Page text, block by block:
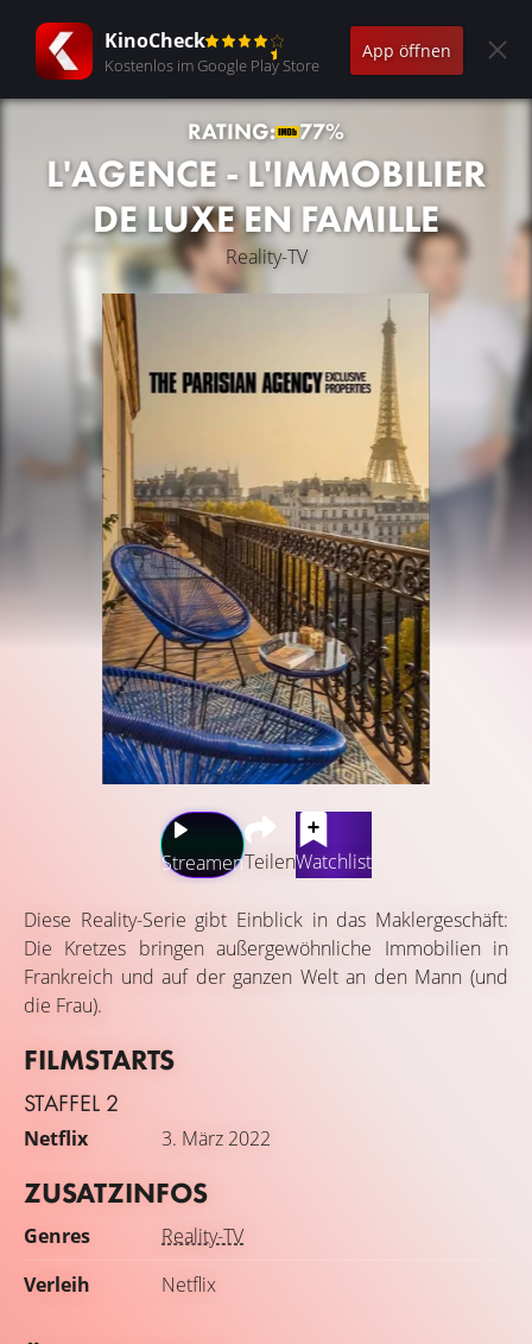
KinoCheck
Kostenlos im Google Play Store
App öffnen
RATING: 77%
L'AGENCE - L'IMMOBILIER
DE LUXE EN FAMILLE
Reality-TV
StreamenTeilenWatchlist
Diese Reality-Serie gibt Einblick in das Maklergeschäft:
Die Kretzes bringen außergewöhnliche Immobilien in
Frankreich und auf der ganzen Welt an den Mann (und
die Frau).
FILMSTARTS
STAFFEL 2
Netflix 3. März 2022
ZUSATZINFOS
Genres
Reality-TV
Verleih
Netflix